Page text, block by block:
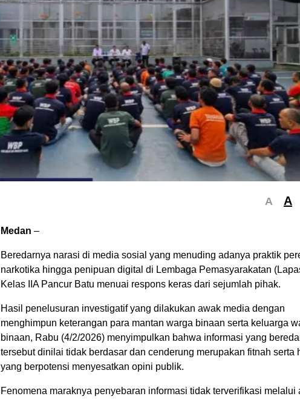
A A
Medan –
Beredarnya narasi di media sosial yang menuding adanya praktik
narkotika hingga penipuan digital di Lembaga Pemasyarakatan
Kelas IIA Pancur Batu menuai respons keras dari sejumlah pihak.
Hasil penelusuran investigatif yang dilakukan awak media dengan
menghimpun keterangan para mantan warga binaan serta keluarga
binaan, Rabu (4/2/2026) menyimpulkan bahwa informasi yang
tersebut dinilai tidak berdasar dan cenderung merupakan fitnah serta
yang berpotensi menyesatkan opini publik.
Fenomena maraknya penyebaran informasi tidak terverifikasi melalui